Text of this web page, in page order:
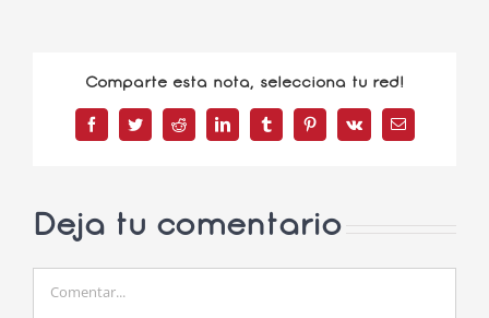
Comparte esta nota, selecciona tu red!
FacebookTwitterReddit LinkedInTumblrPinterest
Vk
Correo
electrónico
Deja tu comentario